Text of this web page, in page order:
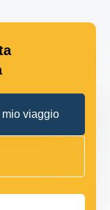
viaggio